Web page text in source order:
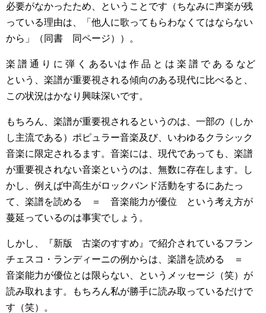
必要がなかったため、ということです（ちなみに声楽が残
っている理由は、「他人に歌ってもらわなくてはならない
から」（同書 同ページ））。
楽 譜 通 り に 弾 く あるいは 作 品 と は 楽 譜 で あ る など
という、楽譜が重要視される傾向のある現代に比べると、
この状況はかなり興味深いです。
もちろん、楽譜が重要視されるというのは、一部の（しか
し主流である）ポピュラー音楽及び、いわゆるクラシック
音楽に限定されるます。音楽には、現代であっても、楽譜
が重要視されない音楽というのは、無数に存在します。し
かし、例えば中高生がロックバンド活動をするにあたっ
て、楽譜を読める ＝ 音楽能力が優位 という考え方が
蔓延っているのは事実でしょう。
しかし、『新版 古楽のすすめ』で紹介されているフラン
チェスコ・ランディーニの例からは、楽譜を読める ＝
音楽能力が優位とは限らない、というメッセージ（笑）が
読み取れます。もちろん私が勝手に読み取っているだけで
す（笑）。